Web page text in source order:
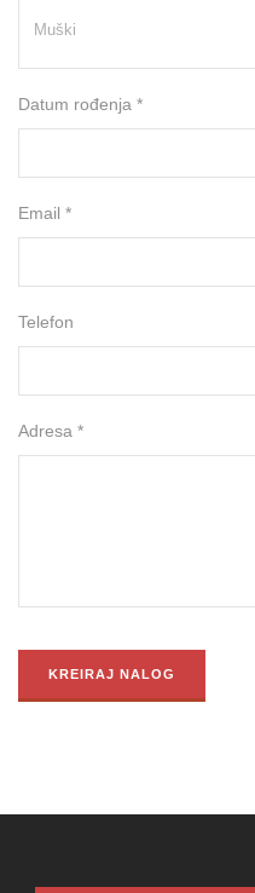
Datum rođenja *
Email *
Telefon
Adresa *